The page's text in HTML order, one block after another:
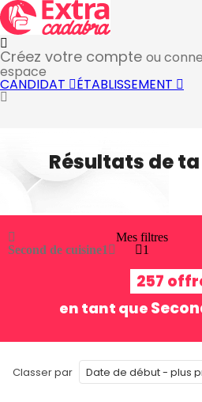
Créez votre compte ou
espace
CANDIDAT ÉTABLISSEMENT
Résultats de
Second de cuisine1
Mes filtres
1
257
en tant que
Classer par